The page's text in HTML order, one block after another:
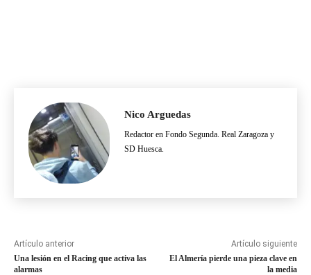
Nico Arguedas
Redactor en Fondo Segunda. Real Zaragoza y
SD Huesca.
Artículo anterior
Una lesión en el Racing que activa las
alarmas
Artículo siguiente
El Almería pierde una pieza clave en
la media